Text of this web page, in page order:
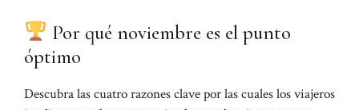
Por qué noviembre es el punto
óptimo
Descubra las cuatro razones clave por las cuales los viajeros